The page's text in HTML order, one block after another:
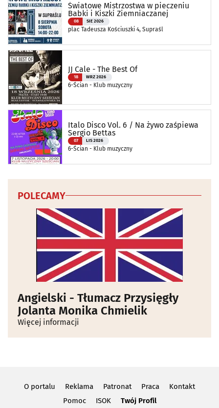
Światowe Mistrzostwa w pieczeniu
Babki i Kiszki Ziemniaczanej
08 SIE 2026
plac Tadeusza Kościuszki 4, Supraśl
JJ Cale - The Best Of
18 WRZ 2026
6-Ścian - Klub muzyczny
Italo Disco Vol. 6 / Na żywo zaśpiewa
Sergio Bettas
07 LIS 2026
6-Ścian - Klub muzyczny
POLECAMY
Angielski - Tłumacz Przysięgły
Jolanta Monika Chmielik
Więcej informacji
O portalu Reklama Patronat Praca
Kontakt
Pomoc
ISOK Twój Profil